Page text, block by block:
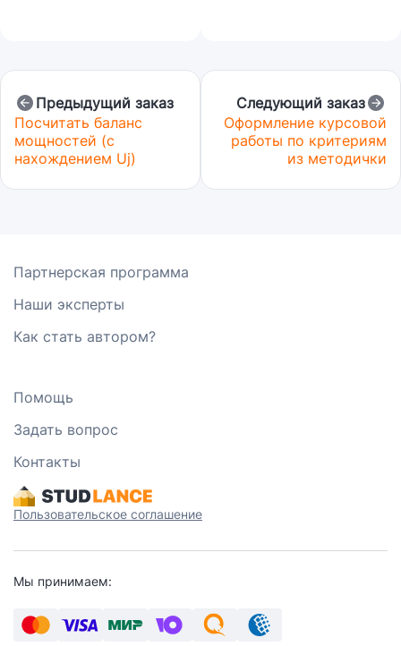
Предыдущий заказ
Посчитать баланс
мощностей (с
нахождением Uj)
Следующий заказ
Оформление курсовой
работы по критериям
из методички
Партнерская программа
Наши эксперты
Как стать автором?
Помощь
Задать вопрос
Контакты
Пользовательское соглашение
Мы принимаем: